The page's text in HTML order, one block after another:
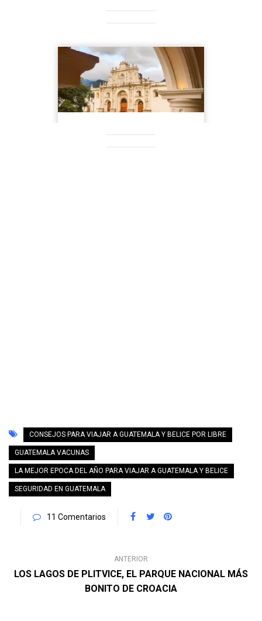
CONSEJOS PARA VIAJAR A GUATEMALA Y BELICE POR LIBRE
GUATEMALA VACUNAS
LA MEJOR EPOCA DEL AÑO PARA VIAJAR A GUATEMALA Y BELICE
SEGURIDAD EN GUATEMALA
11 Comentarios
ANTERIOR
LOS LAGOS DE PLITVICE, EL PARQUE NACIONAL MÁS
BONITO DE CROACIA